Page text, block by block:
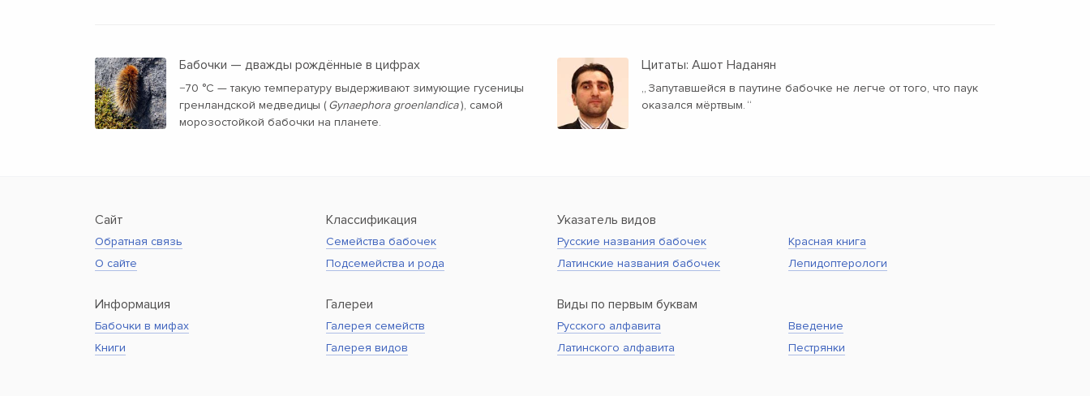
Бабочки — дважды рождённые в цифрах
−70 °C — такую температуру выдерживают зимующие гусеницы
гренландской медведицы (Gynaephora groenlandica ), самой
морозостойкой бабочки на планете.
Цитаты: Ашот Наданян
„ Запутавшейся в паутине бабочке не легче от того, что паук
оказался мёртвым. “
Сайт
Обратная связь
О сайте
Информация
Бабочки в мифах
Книги
Классификация
Семейства бабочек
Подсемейства и рода
Галереи
Галерея семейств
Галерея видов
Указатель видов
Русские названия бабочек
Латинские названия бабочек
Виды по первым буквам
Русского алфавита
Латинского алфавита
Красная книга
Лепидоптерологи
Введение
Пестрянки